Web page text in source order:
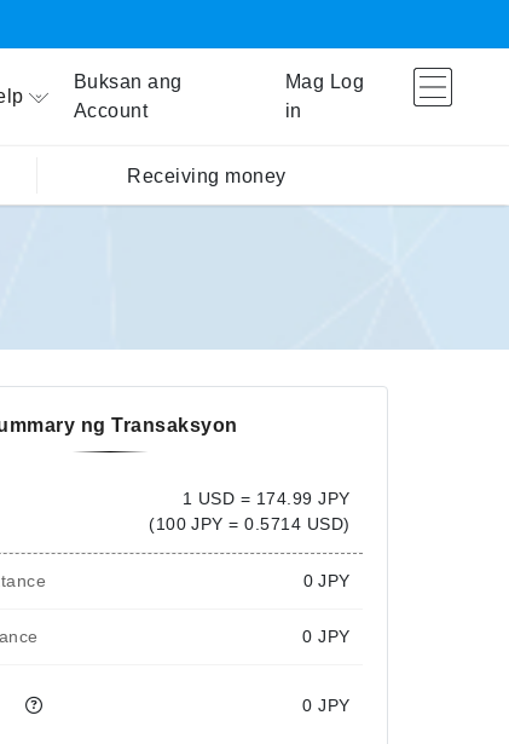
Buksan ang
Account
Mag Log
in
Receiving money
ng Transaksyon
1 USD = 174.99 JPY
(100 JPY = 0.5714 USD)
0 JPY
0 JPY
0 JPY